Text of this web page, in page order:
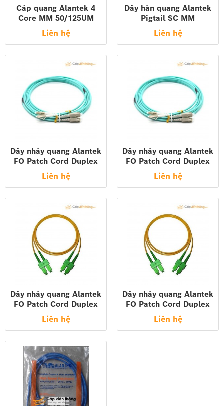
Cáp quang Alantek 4
Core MM 50/125UM
Indoor Distribution FO
Cable, LSZH Jacket
Liên hệ
Dây hàn quang Alantek
Pigtail SC MM
50/125um UPC (0.9MM)
1.0MT 306-5P329M-
Liên hệ
Dây nhảy quang Alantek
FO Patch Cord Duplex
SC-LC MM 50/125um
UPC 2MT 306-52327M-
Liên hệ
Dây nhảy quang Alantek
FO Patch Cord Duplex
SC-LC MM 50/125um
UPC 3MT 306-52327M-
Liên hệ
Dây nhảy quang Alantek
FO Patch Cord Duplex
SC-SC MM 50/125um
UPC 3MT 306-52322M-
0030
Liên hệ
Dây nhảy quang Alantek
FO Patch Cord Duplex
SC-SC MM 50/125um
UPC 2MT 306-52322M-
0020
Liên hệ